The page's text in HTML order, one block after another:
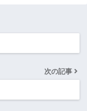
次の記事